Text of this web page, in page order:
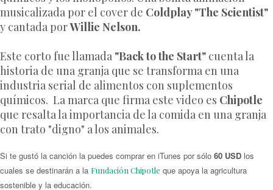
musicalizada por el cover de Coldplay "The Scientist"
y cantada porWillie Nelson.
Este corto fue llamada "Back to the Start" cuenta la
historia de una granja que se transforma en una
industria serial de alimentos con suplementos
químicos. La marca que firma este video es Chipotle
que resalta la importancia de la comida en una granja
con trato "digno" a los animales.
Si te gustó la canción la puedes comprar en iTunes por sólo 60 USD los
cuales se destinarán a la Fundación Chipotle que apoya la agricultura
sostenible y la educación.